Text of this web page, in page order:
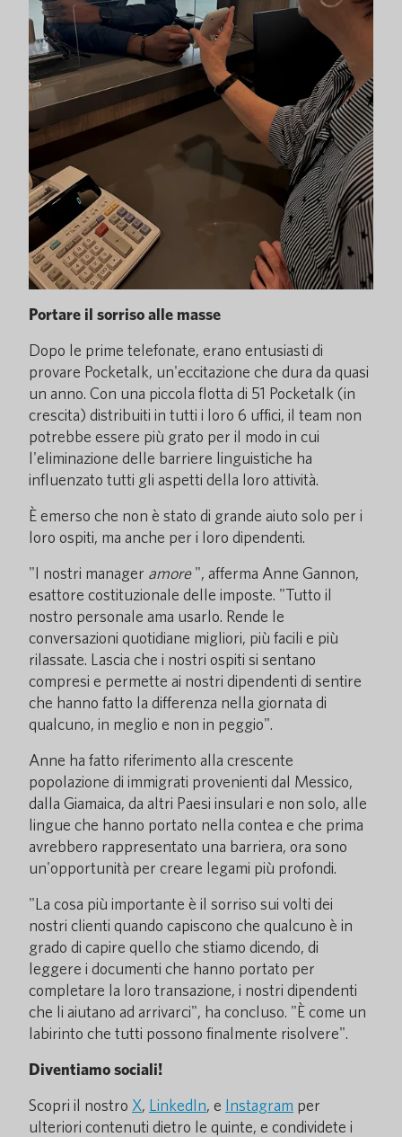
Portare il sorriso alle masse
Dopo le prime telefonate, erano entusiasti di
provare Pocketalk, un'eccitazione che dura da quasi
un anno. Con una piccola flotta di 51 Pocketalk (in
crescita) distribuiti in tutti i loro 6 uffici, il team non
potrebbe essere più grato per il modo in cui
l'eliminazione delle barriere linguistiche ha
influenzato tutti gli aspetti della loro attività.
È emerso che non è stato di grande aiuto solo per i
loro ospiti, ma anche per i loro dipendenti.
"I nostri manager amore", afferma Anne Gannon,
esattore costituzionale delle imposte. "Tutto il
nostro personale ama usarlo. Rende le
conversazioni quotidiane migliori, più facili e più
rilassate. Lascia che i nostri ospiti si sentano
compresi e permette ai nostri dipendenti di sentire
che hanno fatto la differenza nella giornata di
qualcuno, in meglio e non in peggio".
Anne ha fatto riferimento alla crescente
popolazione di immigrati provenienti dal Messico,
dalla Giamaica, da altri Paesi insulari e non solo, alle
lingue che hanno portato nella contea e che prima
avrebbero rappresentato una barriera, ora sono
un'opportunità per creare legami più profondi.
"La cosa più importante è il sorriso sui volti dei
nostri clienti quando capiscono che qualcuno è in
grado di capire quello che stiamo dicendo, di
leggere i documenti che hanno portato per
completare la loro transazione, i nostri dipendenti
che li aiutano ad arrivarci", ha concluso. "È come un
labirinto che tutti possono finalmente risolvere".
Diventiamo sociali!
Scopri il nostro X, LinkedIn, e Instagram per
ulteriori contenuti dietro le quinte, e condividete i